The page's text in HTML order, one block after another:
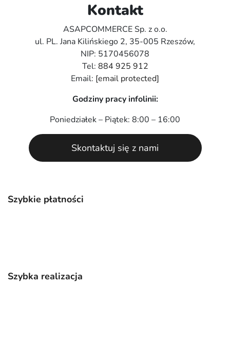
Szybkie płatności
Szybka realizacja
Kontakt
ASAPCOMMERCE Sp. z o.o.
ul. PL. Jana Kilińskiego 2, 35-005 Rzeszów,
NIP: 5170456078
Tel: 884 925 912
Email: [email protected]
Godziny pracy infolinii:
Poniedziałek – Piątek: 8:00 – 16:00
Skontaktuj się z nami